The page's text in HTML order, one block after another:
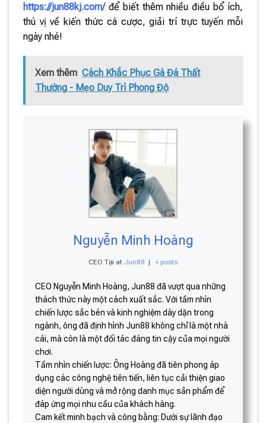
https://jun88kj.com/để biết thêm nhiều điều bổ ích,
thú vị về kiến thức cá cược, giải trí trực tuyến mỗi
ngày nhé!
Xem thêm Cách Khắc Phục Gà Đá Thất
Thường - Mẹo Duy Trì Phong Độ
Nguyễn Minh Hoàng
CEO Tại at Jun88 | + posts
CEO Nguyễn Minh Hoàng, Jun88 đã vượt qua những
thách thức này một cách xuất sắc. Với tầm nhìn
chiến lược sắc bén và kinh nghiệm dày dặn trong
ngành, ông đã định hình Jun88 không chỉ là một nhà
cái, mà còn là một đối tác đáng tin cậy của mọi người
chơi.
Tầm nhìn chiến lược: Ông Hoàng đã tiên phong áp
dụng các công nghệ tiên tiến, liên tục cải thiện giao
diện người dùng và mở rộng danh mục sản phẩm để
đáp ứng mọi nhu cầu của khách hàng.
Cam kết minh bạch và công bằng: Dưới sự lãnh đạo